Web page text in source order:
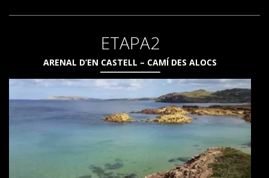
CATALÀ
ENGLISH
ETAPA2
ARENAL D’EN CASTELL – CAMÍ DES ALOCS